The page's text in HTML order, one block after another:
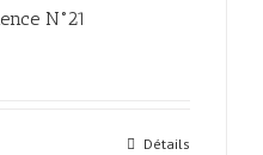
N°21
Détails